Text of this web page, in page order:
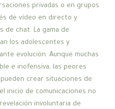
privadas o en grupos
de vídeo en directo y
de chat. La gama de
los adolescentes y
evolución. Aunque muchas
e inofensiva, las peores
crear situaciones de
inicio de comunicaciones no
involuntaria de